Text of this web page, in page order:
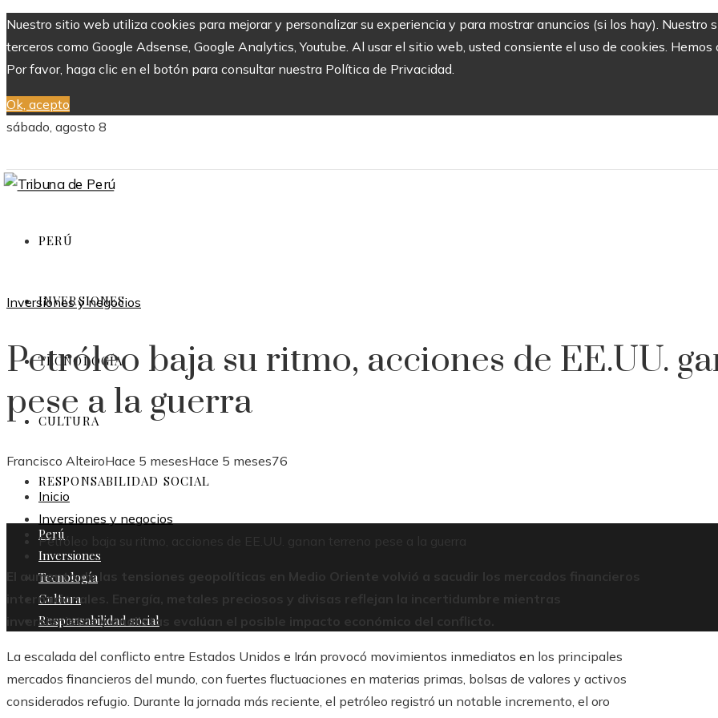
Nuestro sitio web utiliza cookies para mejorar y personalizar su experiencia y para mostrar anuncios (si los hay).
terceros como Google Adsense, Google Analytics, Youtube. Al usar el sitio web, usted consiente el uso de cookies.
Por favor, haga clic en el botón para consultar nuestra Política de Privacidad.
Ok, acepto
sábado, agosto 8
PERÚ
INVERSIONES
TECNOLOGÍA
CULTURA
RESPONSABILIDAD SOCIAL
Perú
Inversiones
Tecnología
Cultura
Responsabilidad social
Inversiones y negocios
Petróleo baja su ritmo, acciones de EE.UU.
pese a la guerra
Francisco AlteiroHace 5 mesesHace 5 meses76
Inicio
Inversiones y negocios
Petróleo baja su ritmo, acciones de EE.UU. ganan terreno pese a la guerra
El aumento de las tensiones geopolíticas en Medio Oriente volvió a sacudir los mercados financieros
internacionales. Energía, metales preciosos y divisas reflejan la incertidumbre mientras
inversionistas y analistas evalúan el posible impacto económico del conflicto.
La escalada del conflicto entre Estados Unidos e Irán provocó movimientos inmediatos en los principales
mercados financieros del mundo, con fuertes fluctuaciones en materias primas, bolsas de valores y activos
considerados refugio. Durante la jornada más reciente, el petróleo registró un notable incremento, el oro